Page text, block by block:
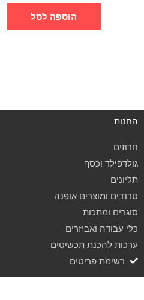
הוספה לסל
החנות
חרוזים
גולדפילד וכסף
תליונים
טרנדים ומוצרים אופנה
סוגרים ומתכות
כלי עבודה ואביזרים
ערכות להכנת תכשיטים
רשימת פריטים